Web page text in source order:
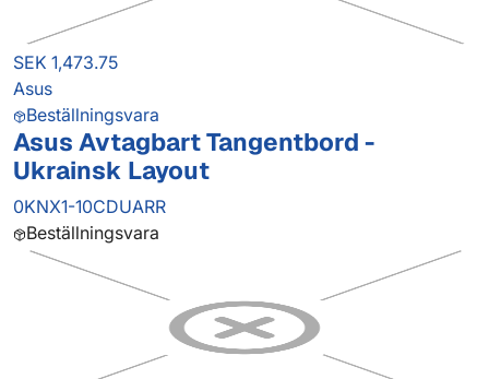
SEK 1,473.75
Asus
Beställningsvara
Asus Avtagbart Tangentbord -
Ukrainsk Layout
0KNX1-10CDUARR
Beställningsvara